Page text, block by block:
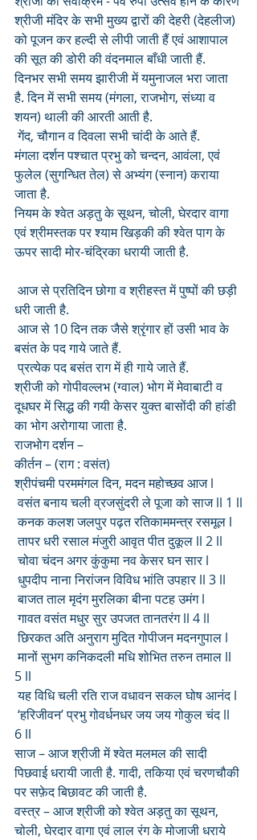
श्रीजी मंदिर के सभी मुख्य द्वारों की देहरी (देहलीज)
को पूजन कर हल्दी से लीपी जाती हैं एवं आशापाल
की सूत की डोरी की वंदनमाल बाँधी जाती हैं.
दिनभर सभी समय झारीजी में यमुनाजल भरा जाता
है. दिन में सभी समय (मंगला, राजभोग, संध्या व
शयन) थाली की आरती आती है.
गेंद, चौगान व दिवला सभी चांदी के आते हैं.
मंगला दर्शन पश्चात प्रभु को चन्दन, आवंला, एवं
फुलेल (सुगन्धित तेल) से अभ्यंग (स्नान) कराया
जाता है.
नियम के श्वेत अड़तु के सूथन, चोली, घेरदार वागा
एवं श्रीमस्तक पर श्याम खिड़की की श्वेत पाग के
ऊपर सादी मोर-चंद्रिका धरायी जाती है.
धरी जाती है.
बसंत के पद गाये जाते हैं.
प्रत्येक पद बसंत राग में ही गाये जाते हैं.
श्रीजी को गोपीवल्लभ (ग्वाल) भोग में मेवाबाटी व
दूधघर में सिद्ध की गयी केसर युक्त बासोंदी की हांडी
का भोग अरोगाया जाता है.
राजभोग दर्शन –
कीर्तन – (राग : वसंत)
श्रीपंचमी परममंगल दिन, मदन महोच्छव आज l
वसंत बनाय चली व्रजसुंदरी ले पूजा को साज ll 1 ll
कनक कलश जलपुर पढ़त रतिकाममन्त्र रसमूल l
तापर धरी रसाल मंजुरी आवृत पीत दुकूल ll 2 ll
चोवा चंदन अगर कुंकुमा नव केसर घन सार l
धुपदीप नाना निरांजन विविध भांति उपहार ll 3 ll
बाजत ताल मृदंग मुरलिका बीना पटह उमंग l
गावत वसंत मधुर सुर उपजत तानतरंग ll 4 ll
छिरकत अति अनुराग मुदित गोपीजन मदनगुपाल l
मानों सुभग कनिकदली मधि शोभित तरुन तमाल ll
5 ll
यह विधि चली रति राज वधावन सकल घोष आनंद l
6 ll
साज – आज श्रीजी में श्वेत मलमल की सादी
पिछवाई धरायी जाती है. गादी, तकिया एवं चरणचौकी
पर सफ़ेद बिछावट की जाती है.
वस्त्र – आज श्रीजी को श्वेत अड़तु का सूथन,
चोली, घेरदार वागा एवं लाल रंग के मोजाजी धराये